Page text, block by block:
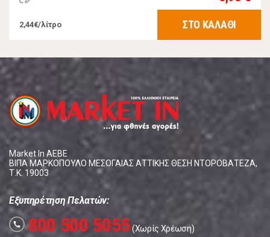
2,44€/λίτρο ΣΤΟ ΚΑΛΑΘΙ
Market In ΑΕΒΕ
ΒΙΠΑ ΜΑΡΚΟΠΟΥΛΟ ΜΕΣΟΓΑΙΑΣ ΑΤΤΙΚΗΣ ΘΕΣΗ ΝΤΟΡΟΒΑΤΕΖΑ,
Τ.Κ. 19003
Εξυπηρέτηση Πελατών:
call 800 500 5055(Χωρίς Χρέωση)